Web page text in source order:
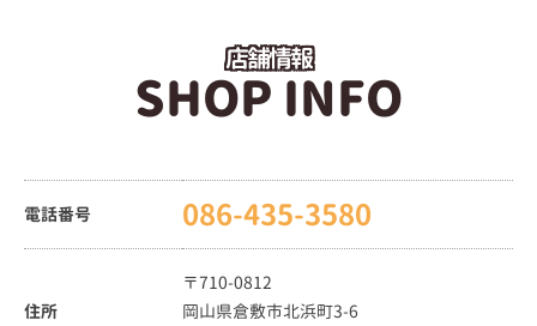
店舗情報
SHOP INFO
電話番号 086-435-3580
住所
〒710-0812
岡山県倉敷市北浜町3-6